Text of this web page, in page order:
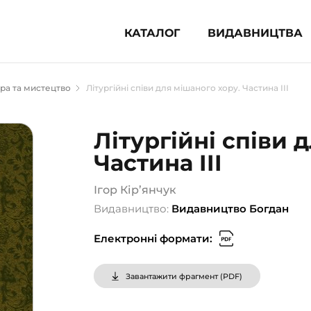
КАТАЛОГ ВИДАВНИЦТВА
література (1854)
для підлітків (240)
популярна література (1015)
література та посібники
довідники, словники
сертифікати (1)
та мистецтво Літургійні співи для мішаного хору. Частина III
Літургійні співи
Частина III
Ігор Кір’янчук
Видавництво: Видавництво Богдан
Електронні формати:
Завантажити фрагмент (PDF)